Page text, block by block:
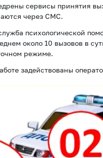
сервисы принятия
через СМС.
психологической
около 10 вызовов в
режиме.
задействованы